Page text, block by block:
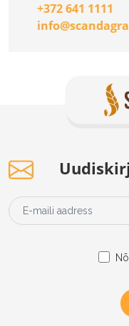
+372 641 1111